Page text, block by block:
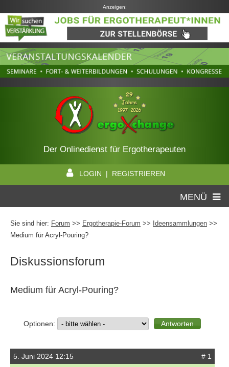
Anzeigen:
Der Onlinedienst für Ergotherapeuten
LOGIN | REGISTRIEREN
MENÜ
Sie sind hier: Forum >> Ergotherapie-Forum >> Ideensammlungen >>
Medium für Acryl-Pouring?
Diskussionsforum
Medium für Acryl-Pouring?
Optionen:
5. Juni 2024 12:15
# 1